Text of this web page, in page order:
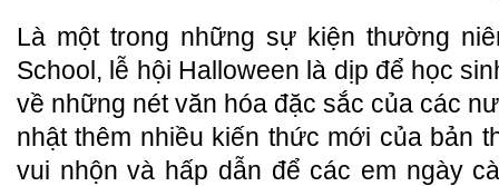
Là một trong những sự kiện thường
School, lễ hội Halloween là dịp để học
về những nét văn hóa đặc sắc của các
nhật thêm nhiều kiến thức mới của bản
vui nhộn và hấp dẫn để các em ngày